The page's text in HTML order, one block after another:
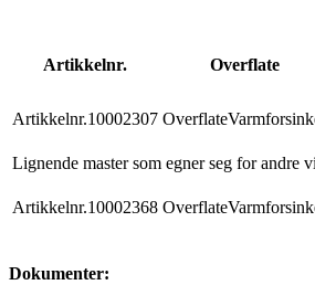
Artikkelnr.
Overflate
Artikkelnr.10002307 Overflate
Lignende master som egner seg for andre
Artikkelnr.10002368 Overflate
Dokumenter: